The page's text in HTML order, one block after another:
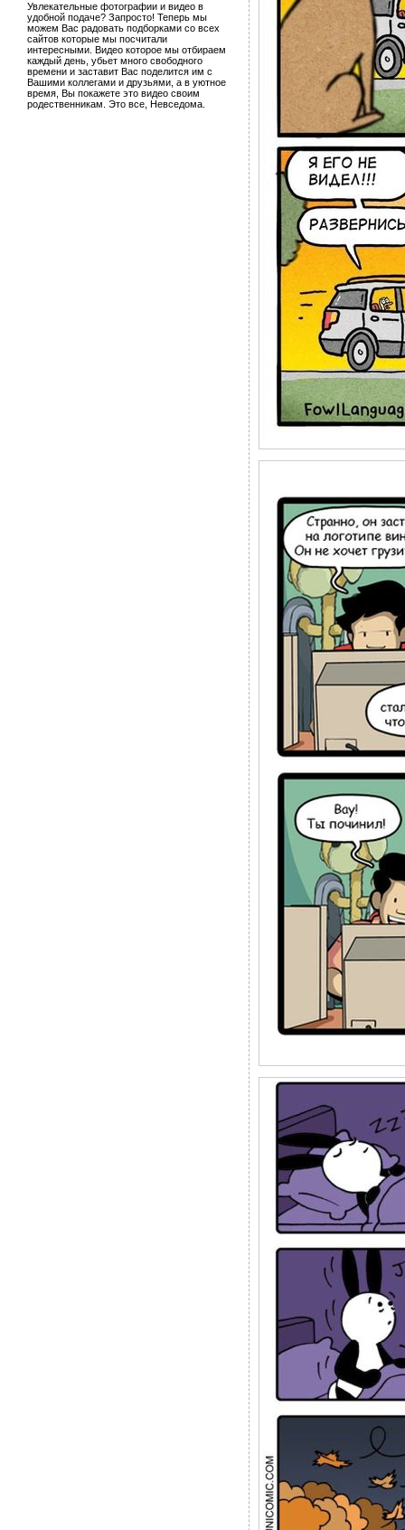
Увлекательные фотографии и видео в
удобной подаче? Запросто! Теперь мы
можем Вас радовать подборками со всех
сайтов которые мы посчитали
интересными. Видео которое мы отбираем
каждый день, убьет много свободного
времени и заставит Вас поделится им с
Вашими коллегами и друзьями, а в уютное
время, Вы покажете это видео своим
родественникам. Это все, Невседома.